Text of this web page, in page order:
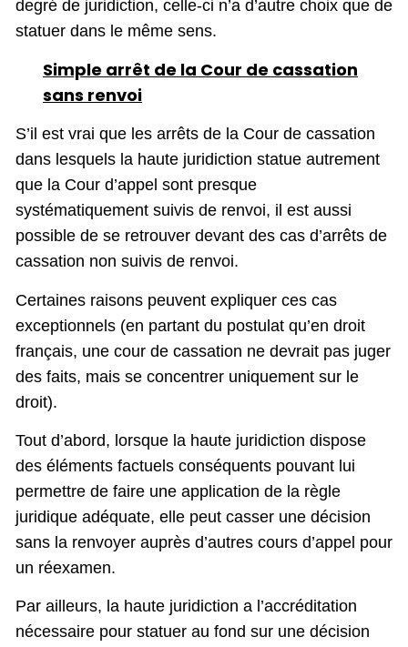
degré de juridiction, celle-ci n’a d’autre choix que de
statuer dans le même sens.
Simple arrêt de la Cour de cassation
sans renvoi
S’il est vrai que les arrêts de la Cour de cassation
dans lesquels la haute juridiction statue autrement
que la Cour d’appel sont presque
systématiquement suivis de renvoi, il est aussi
possible de se retrouver devant des cas d’arrêts de
cassation non suivis de renvoi.
Certaines raisons peuvent expliquer ces cas
exceptionnels (en partant du postulat qu’en droit
français, une cour de cassation ne devrait pas juger
des faits, mais se concentrer uniquement sur le
droit).
Tout d’abord, lorsque la haute juridiction dispose
des éléments factuels conséquents pouvant lui
permettre de faire une application de la règle
juridique adéquate, elle peut casser une décision
sans la renvoyer auprès d’autres cours d’appel pour
un réexamen.
Par ailleurs, la haute juridiction a l’accréditation
nécessaire pour statuer au fond sur une décision